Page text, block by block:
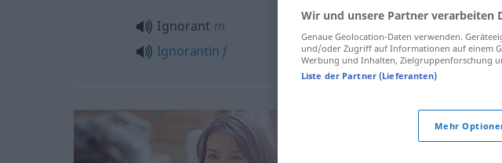
Ignorant m
Ignorantin f
Wir und unsere Partner verarbeiten
Genaue Geolocation-Daten verwenden.
und/oder Zugriff auf Informationen auf einem
Werbung und Inhalten, Zielgruppenforschung
Liste der Partner (Lieferanten)
Mehr